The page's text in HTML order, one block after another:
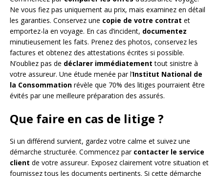
Ne vous fiez pas uniquement au prix, mais examinez en détail
les garanties. Conservez une copie de votre contrat et
emportez-la en voyage. En cas d’incident, documentez
minutieusement les faits. Prenez des photos, conservez les
factures et obtenez des attestations écrites si possible.
N’oubliez pas de déclarer immédiatement tout sinistre à
votre assureur. Une étude menée par l’Institut National de
la Consommation révèle que 70% des litiges pourraient être
évités par une meilleure préparation des assurés.
Que faire en cas de litige ?
Si un différend survient, gardez votre calme et suivez une
démarche structurée. Commencez par contacter le service
client de votre assureur. Exposez clairement votre situation et
fournissez tous les documents pertinents. Si cette démarche